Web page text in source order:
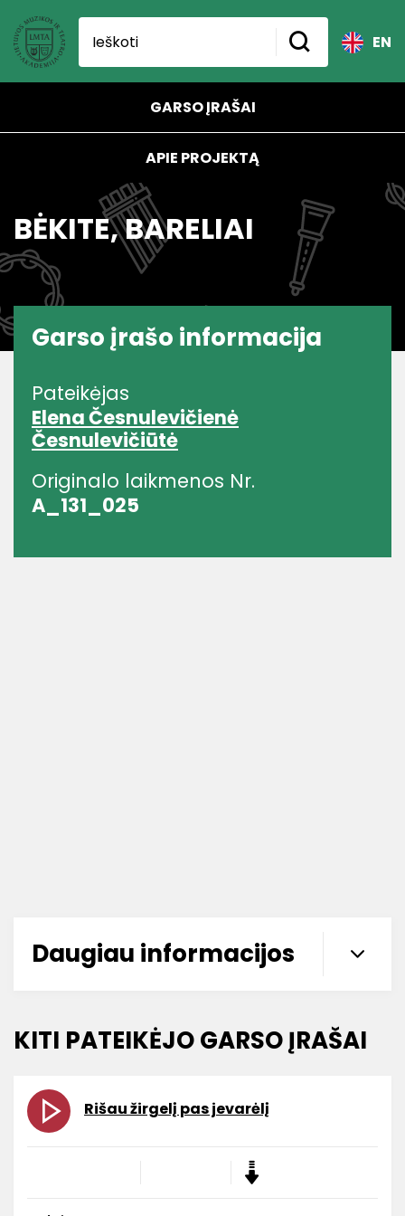
EN
GARSO ĮRAŠAI
APIE PROJEKTĄ
BĖKITE, BARELIAI
Garso įrašo informacija
Pateikėjas
Elena Česnulevičienė
Česnulevičiūtė
Originalo laikmenos Nr.
A_131_025
Daugiau informacijos
KITI PATEIKĖJO GARSO ĮRAŠAI
Rišau žirgelį pas jevarėlį